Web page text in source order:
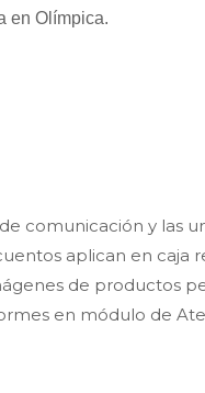
en Olímpica.
comunicación y las
aplican en caja
de productos
en módulo de